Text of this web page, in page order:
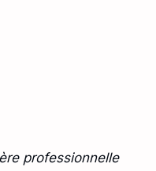
professionnelle